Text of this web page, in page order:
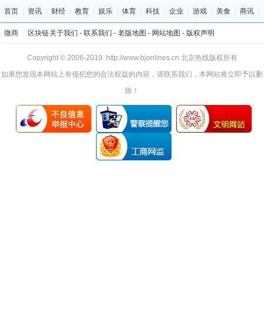
首页 资讯 财经 教育 娱乐 体育 科技 企业 游戏 美食 商讯
微商 区块链关于我们 - 联系我们 - 老版地图 - 网站地图 - 版权声明
Copyright © 2006-2019 http://www.bjonlines.cn 北京热线版权所有
如果您发现本网站上有侵犯您的合法权益的内容，请联系我们，本网站将立即予以删
除！